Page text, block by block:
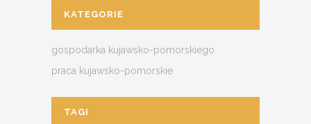
KATEGORIE
gospodarka kujawsko-pomorskiego
praca kujawsko-pomorskie
TAGI